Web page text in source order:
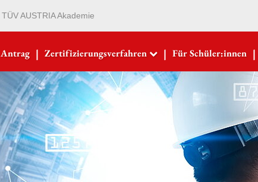
TÜV AUSTRIA Akademie
Antrag | Zertifizierungsverfahren | Für Schüler:innen |